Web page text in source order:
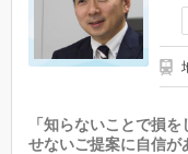
「知らないことで損
せないご提案に自信が